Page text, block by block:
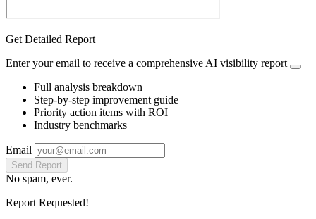
Get Detailed Report
Enter your email to receive a comprehensive AI visibility report
Full analysis breakdown
Step-by-step improvement guide
Priority action items with ROI
Industry benchmarks
Email
Send Report
No spam, ever.
Report Requested!